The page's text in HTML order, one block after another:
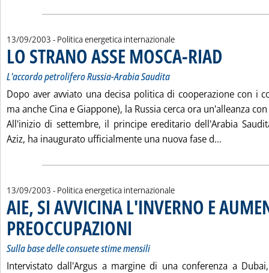
13/09/2003 - Politica energetica internazionale
LO STRANO ASSE MOSCA-RIAD
L'accordo petrolifero Russia-Arabia Saudita
Dopo aver avviato una decisa politica di cooperazione con i
ma anche Cina e Giappone), la Russia cerca ora un'alleanza
All'inizio di settembre, il principe ereditario dell'Arabia
Aziz, ha inaugurato ufficialmente una nuova fase d...
13/09/2003 - Politica energetica internazionale
AIE, SI AVVICINA L'INVERNO E
PREOCCUPAZIONI
Sulla base delle consuete stime mensili
Intervistato dall'Argus a margine di una conferenza a